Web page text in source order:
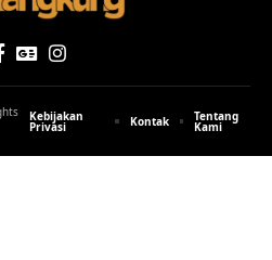
Kebijakan
Privasi Kontak Tentang
Kami